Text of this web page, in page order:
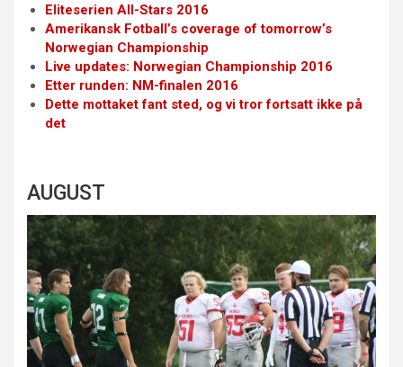
Eliteserien All-Stars 2016
Amerikansk Fotball’s coverage of tomorrow’s
Norwegian Championship
Live updates: Norwegian Championship 2016
Etter runden: NM-finalen 2016
Dette mottaket fant sted, og vi tror fortsatt ikke på
det
AUGUST